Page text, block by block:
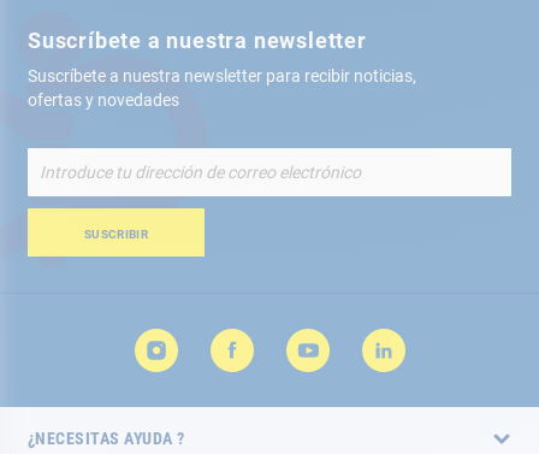
Suscríbete a nuestra newsletter
Suscríbete a nuestra newsletter para recibir noticias,
ofertas y novedades
nuestro
de
SUSCRIBIR
¿NECESITAS AYUDA ?